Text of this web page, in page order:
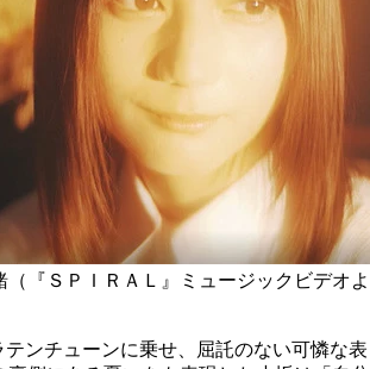
（『ＳＰＩＲＡＬ』ミュージックビデオよ
ンチューンに乗せ、屈託のない可憐な表